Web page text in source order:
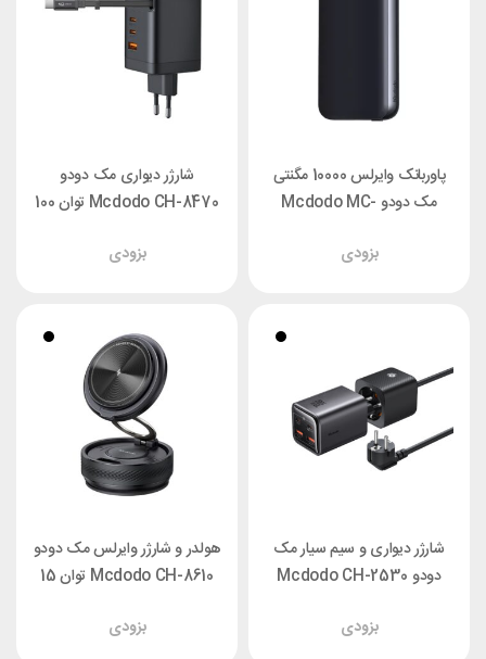
پاوربانک وایرلس 10000 مگنتی
مک دودو Mcdodo MC-
بزودی
شارژر دیواری مک دودو
Mcdodo CH-8470 توان 100
بزودی
شارژر دیواری و سیم سیار مک
دودو Mcdodo CH-2530
بزودی
هولدر و شارژر وایرلس مک دودو
Mcdodo CH-8610 توان 15
بزودی